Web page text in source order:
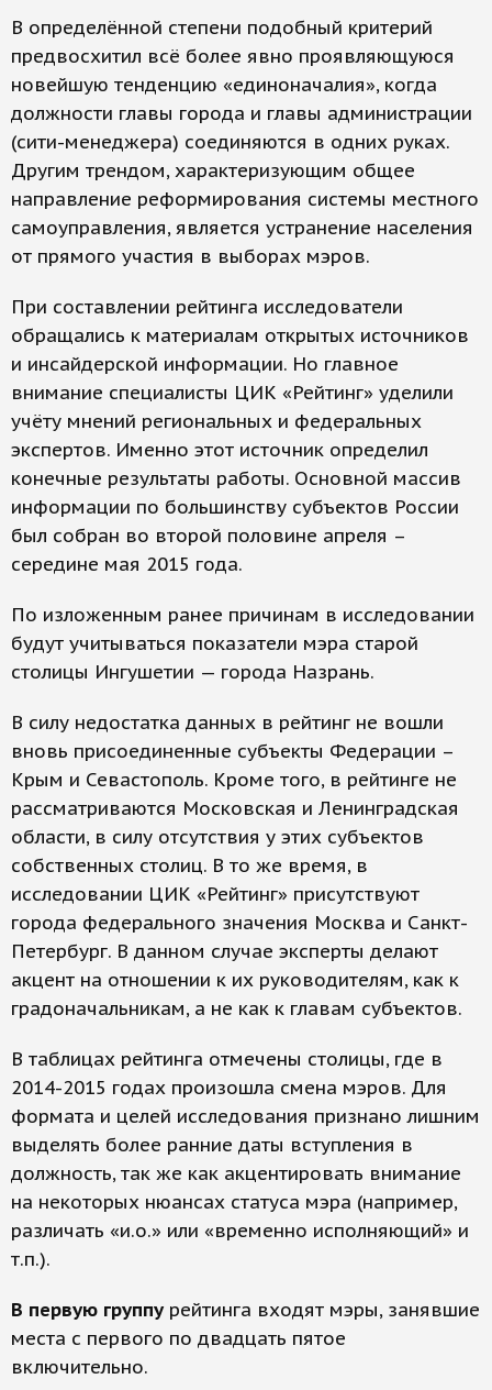
В определённой степени подобный критерий
предвосхитил всё более явно проявляющуюся
новейшую тенденцию «единоначалия», когда
должности главы города и главы администрации
(сити-менеджера) соединяются в одних руках.
Другим трендом, характеризующим общее
направление реформирования системы местного
самоуправления, является устранение населения
от прямого участия в выборах мэров.
При составлении рейтинга исследователи
обращались к материалам открытых источников
и инсайдерской информации. Но главное
внимание специалисты ЦИК «Рейтинг» уделили
учёту мнений региональных и федеральных
экспертов. Именно этот источник определил
конечные результаты работы. Основной массив
информации по большинству субъектов России
был собран во второй половине апреля –
середине мая 2015 года.
По изложенным ранее причинам в исследовании
будут учитываться показатели мэра старой
столицы Ингушетии — города Назрань.
В силу недостатка данных в рейтинг не вошли
вновь присоединенные субъекты Федерации –
Крым и Севастополь. Кроме того, в рейтинге не
рассматриваются Московская и Ленинградская
области, в силу отсутствия у этих субъектов
собственных столиц. В то же время, в
исследовании ЦИК «Рейтинг» присутствуют
города федерального значения Москва и Санкт-
Петербург. В данном случае эксперты делают
акцент на отношении к их руководителям, как к
градоначальникам, а не как к главам субъектов.
В таблицах рейтинга отмечены столицы, где в
2014-2015 годах произошла смена мэров. Для
формата и целей исследования признано лишним
выделять более ранние даты вступления в
должность, так же как акцентировать внимание
на некоторых нюансах статуса мэра (например,
различать «и.о.» или «временно исполняющий» и
т.п.).
В первую группурейтинга входят мэры, занявшие
места с первого по двадцать пятое
включительно.